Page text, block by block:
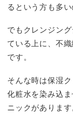
るという方も多
でもクレンジン
ている上に、不
です。
そんな時は保湿
化粧水を染み込
ニックがあります